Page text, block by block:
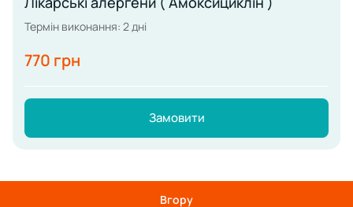
Термін виконання: 2 дні
770 грн
Замовити
Вгору